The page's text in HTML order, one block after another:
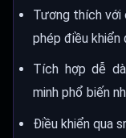
Tương thích với
phép điều
Tích hợp dễ
minh phổ biến
Điều khiển qua